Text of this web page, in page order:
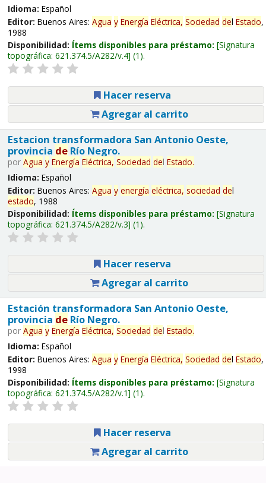
Idioma: Español
Editor: Buenos Aires: Agua y Energía Eléctrica, Sociedad del Estado,
1988
Disponibilidad: Ítems disponibles para préstamo: Signatura
topográfica: 621.374.5/A282/v.4 (1).
Hacer reserva
Agregar al carrito
Estacion transformadora San Antonio Oeste,
provincia deRío Negro.
por Agua y Energía Eléctrica, Sociedad del Estado.
Idioma: Español
Editor: Buenos Aires: Agua y energía eléctrica, sociedad del
estado, 1988
Disponibilidad: Ítems disponibles para préstamo: Signatura
topográfica: 621.374.5/A282/v.3 (1).
Hacer reserva
Agregar al carrito
Estación transformadora San Antonio Oeste,
provincia deRío Negro.
por Agua y Energía Eléctrica, Sociedad del Estado.
Idioma: Español
Editor: Buenos Aires: Agua y Energía Eléctrica, Sociedad del Estado,
1998
Disponibilidad: Ítems disponibles para préstamo: Signatura
topográfica: 621.374.5/A282/v.1 (1).
Hacer reserva
Agregar al carrito